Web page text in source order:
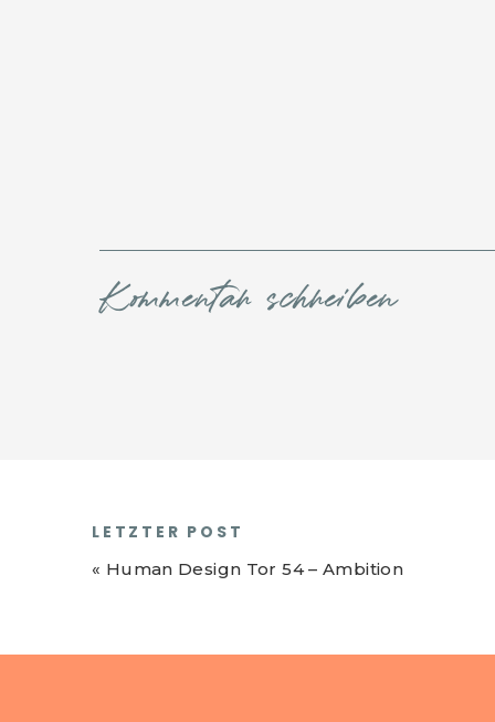
Kommentar schreiben
« Human Design Tor 54 – Ambition
LETZTER POST